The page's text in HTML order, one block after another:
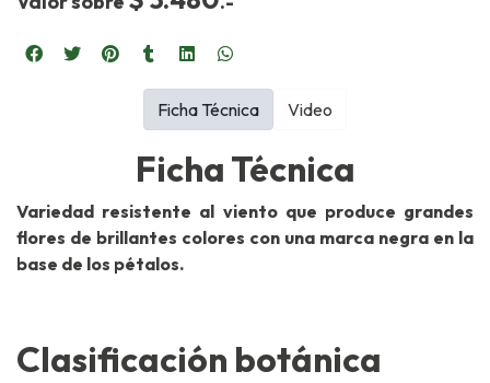
Ficha Técnica
Variedad resistente al viento que produce grandes
flores de brillantes colores con una marca negra en la
base de los pétalos.
Clasificación botánica
Ficha Técnica Video